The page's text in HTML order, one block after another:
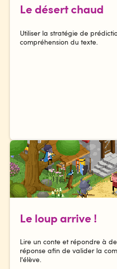
Le désert chaud
Utiliser la stratégie de
compréhension du texte.
Le loup arrive !
Lire un conte et répondre à
réponse afin de valider la
l'élève.